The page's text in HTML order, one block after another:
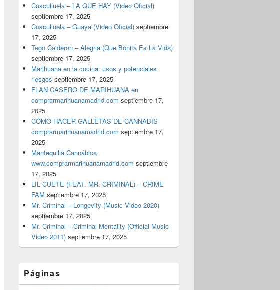
Cosculluela – LA QUE HAY (Video Oficial)
septiembre 17, 2025
Cosculluela – Guaya (Video Oficial) septiembre
17, 2025
Tego Calderon – Alegria (Que Bonita Es La Vida)
septiembre 17, 2025
Marihuana en la cocina: usos y potenciales
riesgos septiembre 17, 2025
FLAN CASERO DE MARIHUANA en
comprarmarihuanamadrid.com septiembre 17,
2025
CÓMO HACER GALLETAS DE CANNABIS
comprarmarihuanamadrid.com septiembre 17,
2025
Mantequilla Cannábica
www.comprarmarihuanamadrid.com septiembre
17, 2025
LIL CUETE (FEAT. MR. CRIMINAL) – CRIME
FAM septiembre 17, 2025
Mr. Criminal – Longevity (Music Video 2020)
septiembre 17, 2025
Mr. Criminal – Criminal Mentality (Official Music
Video 2011) septiembre 17, 2025
Páginas